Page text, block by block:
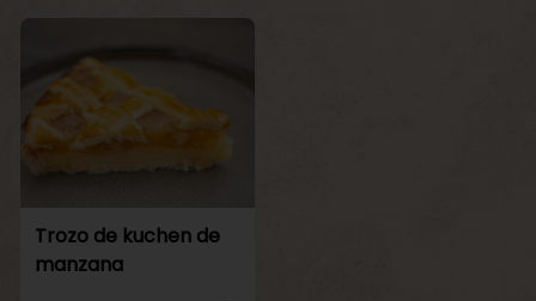
Trozo de kuchen de
manzana